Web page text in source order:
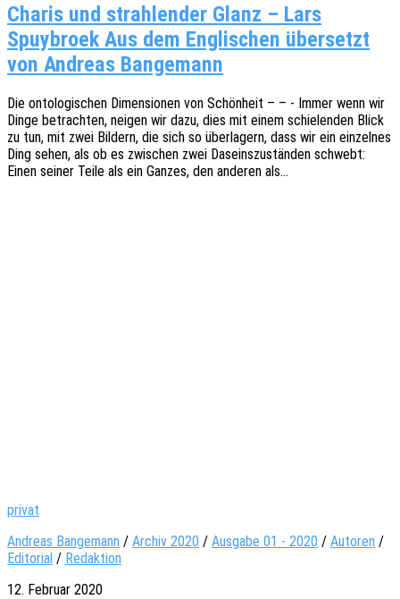
Charis und strahlender Glanz – Lars
Spuybroek Aus dem Englischen übersetzt
von Andreas Bangemann
Die onto­lo­gi­schen Dimen­sio­nen von Schön­heit – – - Immer wenn wir
Dinge betrach­ten, neigen wir dazu, dies mit einem schie­len­den Blick
zu tun, mit zwei Bildern, die sich so über­la­gern, dass wir ein einzel­nes
Ding sehen, als ob es zwischen zwei Daseins­zu­stän­den schwebt:
Einen seiner Teile als ein Ganzes, den ande­ren als…
privat
Andreas Bangemann / Archiv 2020 / Ausgabe 01 - 2020 / Autoren /
Editorial / Redaktion
12. Februar 2020